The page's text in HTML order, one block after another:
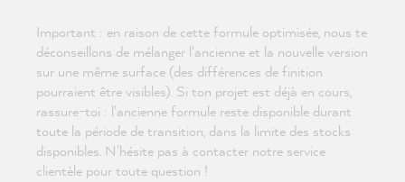
Important : en raison de cette formule optimisée, nous te
déconseillons de mélanger l'ancienne et la nouvelle version
sur une même surface (des différences de finition
pourraient être visibles). Si ton projet est déjà en cours,
rassure-toi : l'ancienne formule reste disponible durant
toute la période de transition, dans la limite des stocks
disponibles. N'hésite pas à contacter notre service
clientèle pour toute question !